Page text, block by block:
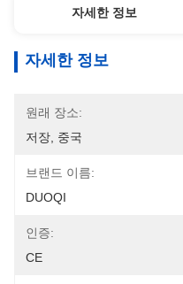
자세한 정보
자세한 정보
원래 장소:
저장, 중국
브랜드 이름:
DUOQI
인증:
CE